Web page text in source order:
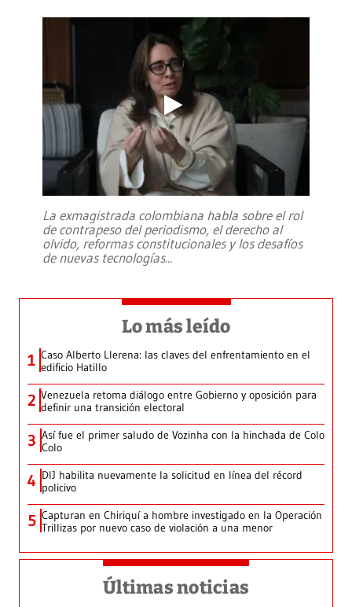
La exmagistrada colombiana habla sobre el rol
de contrapeso del periodismo, el derecho al
olvido, reformas constitucionales y los desafíos
de nuevas tecnologías...
Lo más leído
1 Caso Alberto Llerena: las claves del enfrentamiento en el
edificio Hatillo
2 Venezuela retoma diálogo entre Gobierno y oposición para
definir una transición electoral
3 Así fue el primer saludo de Vozinha con la hinchada de Colo
Colo
4 DIJ habilita nuevamente la solicitud en línea del récord
policivo
5 Capturan en Chiriquí a hombre investigado en la Operación
Trillizas por nuevo caso de violación a una menor
Últimas noticias